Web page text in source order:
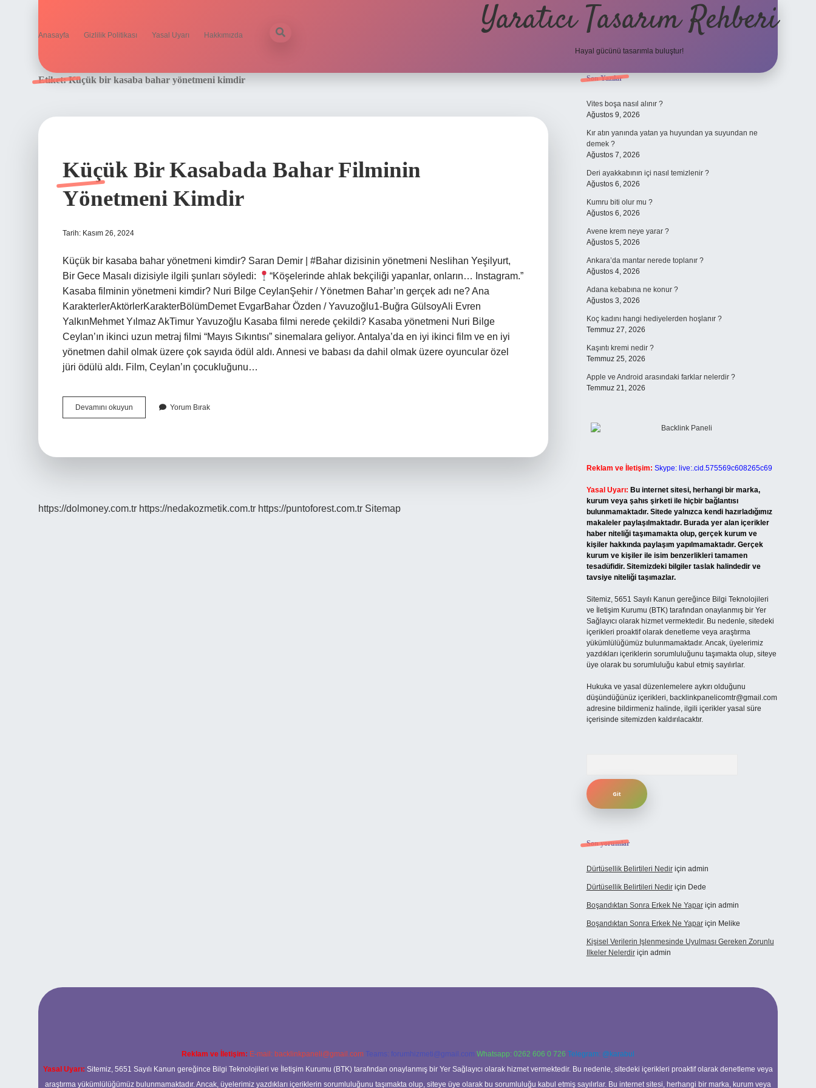
Anasayfa Gizlilik Politikası Yasal Uyarı Hakkımızda Yaratıcı Tasarım Rehberi
Hayal gücünü tasarımla buluştur!
Etiket:Küçük bir kasaba bahar yönetmeni kimdir
Küçük Bir Kasabada Bahar Filminin
Yönetmeni Kimdir
Tarih: Kasım 26, 2024
Küçük bir kasaba bahar yönetmeni kimdir? Saran Demir | #Bahar dizisinin yönetmeni Neslihan Yeşilyurt,
Bir Gece Masalı dizisiyle ilgili şunları söyledi:
“Köşelerinde ahlak bekçiliği yapanlar, onların… Instagram.”
Kasaba filminin yönetmeni kimdir? Nuri Bilge CeylanŞehir / Yönetmen Bahar’ın gerçek adı ne? Ana
KarakterlerAktörlerKarakterBölümDemet EvgarBahar Özden / Yavuzoğlu1-Buğra GülsoyAli Evren
YalkınMehmet Yılmaz AkTimur Yavuzoğlu Kasaba filmi nerede çekildi? Kasaba yönetmeni Nuri Bilge
Ceylan’ın ikinci uzun metraj filmi “Mayıs Sıkıntısı” sinemalara geliyor. Antalya’da en iyi ikinci film ve en iyi
yönetmen dahil olmak üzere çok sayıda ödül aldı. Annesi ve babası da dahil olmak üzere oyuncular özel
jüri ödülü aldı. Film, Ceylan’ın çocukluğunu…
Devamını okuyun
Bir
Yorum Bırak
https://dolmoney.com.tr https://nedakozmetik.com.tr https://puntoforest.com.tr Sitemap
Sidebar
Son Yazılar
Vites boşa nasıl alınır ?
Ağustos 9, 2026
Kır atın yanında yatan ya huyundan ya suyundan ne
demek ?
Ağustos 7, 2026
Deri ayakkabının içi nasıl temizlenir ?
Ağustos 6, 2026
Kumru biti olur mu ?
Ağustos 6, 2026
Avene krem neye yarar ?
Ağustos 5, 2026
Ankara’da mantar nerede toplanır ?
Ağustos 4, 2026
Adana kebabına ne konur ?
Ağustos 3, 2026
Koç kadını hangi hediyelerden hoşlanır ?
Temmuz 27, 2026
Kaşıntı kremi nedir ?
Temmuz 25, 2026
Apple ve Android arasındaki farklar nelerdir ?
Temmuz 21, 2026
Reklam ve İletişim: Skype: live:.cid.575569c608265c69
Yasal Uyarı: Bu internet sitesi, herhangi bir marka,
kurum veya şahıs şirketi ile hiçbir bağlantısı
bulunmamaktadır. Sitede yalnızca kendi hazırladığımız
makaleler paylaşılmaktadır. Burada yer alan içerikler
haber niteliği taşımamakta olup, gerçek kurum ve
kişiler hakkında paylaşım yapılmamaktadır. Gerçek
kurum ve kişiler ile isim benzerlikleri tamamen
tesadüfidir. Sitemizdeki bilgiler taslak halindedir ve
tavsiye niteliği taşımazlar.
Sitemiz, 5651 Sayılı Kanun gereğince Bilgi Teknolojileri
ve İletişim Kurumu (BTK) tarafından onaylanmış bir Yer
Sağlayıcı olarak hizmet vermektedir. Bu nedenle, sitedeki
içerikleri proaktif olarak denetleme veya araştırma
yükümlülüğümüz bulunmamaktadır. Ancak, üyelerimiz
yazdıkları içeriklerin sorumluluğunu taşımakta olup, siteye
üye olarak bu sorumluluğu kabul etmiş sayılırlar.
Hukuka ve yasal düzenlemelere aykırı olduğunu
düşündüğünüz içerikleri, backlinkpanelicomtr@gmail.com
adresine bildirmeniz halinde, ilgili içerikler yasal süre
içerisinde sitemizden kaldırılacaktır.
Son yorumlar
Dürtüsellik Belirtileri Nediriçin admin
Dürtüsellik Belirtileri Nediriçin Dede
Boşandıktan Sonra Erkek Ne Yapariçin admin
Boşandıktan Sonra Erkek Ne Yapariçin Melike
Kişisel Verilerin Işlenmesinde Uyulması Gereken Zorunlu
Ilkeler Nelerdiriçin admin
Reklam ve İletişim: E-mail: backlinkpaneli@gmail.com Teams: forumhizmeti@gmail.com Whatsapp: 0262 606 0 726 Telegram: @karabul
Yasal Uyarı: Sitemiz, 5651 Sayılı Kanun gereğince Bilgi Teknolojileri ve İletişim Kurumu (BTK) tarafından onaylanmış bir Yer Sağlayıcı olarak hizmet vermektedir. Bu nedenle, sitedeki içerikleri proaktif olarak denetleme veya
araştırma yükümlülüğümüz bulunmamaktadır. Ancak, üyelerimiz yazdıkları içeriklerin sorumluluğunu taşımakta olup, siteye üye olarak bu sorumluluğu kabul etmiş sayılırlar. Bu internet sitesi, herhangi bir marka, kurum veya